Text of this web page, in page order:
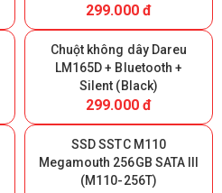
299.000 đ
Chuột không dây Dareu
LM165D + Bluetooth +
Silent (Black)
299.000 đ
SSD SSTC M110
Megamouth 256GB SATA III
(M110-256T)